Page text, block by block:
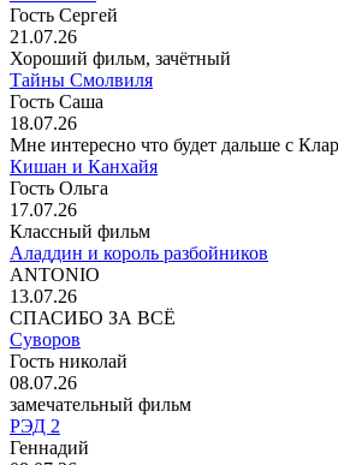
Гость Сергей
21.07.26
Хороший фильм, зачётный
Тайны Смолвиля
Гость Саша
18.07.26
Мне интересно что будет дальше с
Кишан и Канхайя
Гость Ольга
17.07.26
Классный фильм
Аладдин и король разбойников
ANTONIO
13.07.26
СПАСИБО ЗА ВСЁ
Суворов
Гость николай
08.07.26
замечательный фильм
РЭД 2
Геннадий